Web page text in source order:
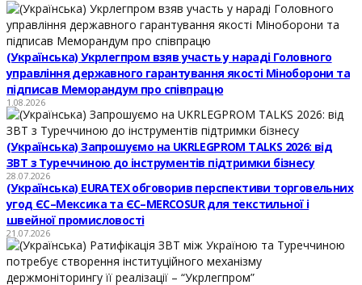
(Українська) Укрлегпром взяв участь у нараді Головного
управління державного гарантування якості Міноборони та
підписав Меморандум про співпрацю
1.08.2026
(Українська) Запрошуємо на UKRLEGPROM TALKS 2026: від
ЗВТ з Туреччиною до інструментів підтримки бізнесу
28.07.2026
(Українська) EURATEX обговорив перспективи торговельних
угод ЄС–Мексика та ЄС–MERCOSUR для текстильної і
швейної промисловості
21.07.2026